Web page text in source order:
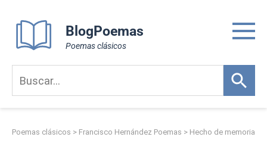
content
BlogPoemas
Poemas clásicos
Poemas clásicos > Francisco Hernández Poemas > Hecho de memoria